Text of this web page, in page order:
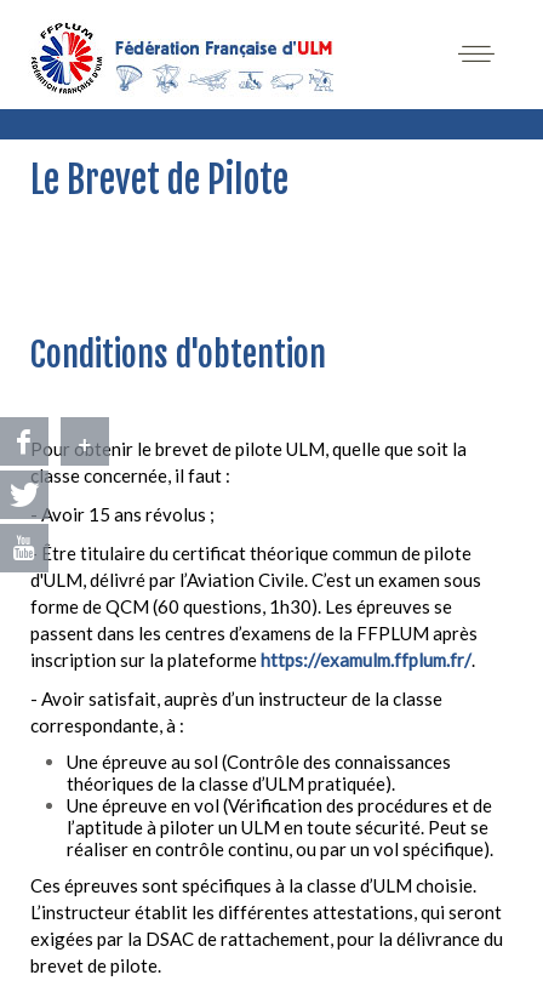
Le Brevet de Pilote
Conditions d'obtention
Pour obtenir le brevet de pilote ULM, quelle que soit la
classe concernée, il faut :
- Avoir 15 ans révolus ;
- Être titulaire du certificat théorique commun de pilote
d'ULM, délivré par l’Aviation Civile. C’est un examen sous
forme de QCM (60 questions, 1h30). Les épreuves se
passent dans les centres d’examens de la FFPLUM après
inscription sur la plateformehttps://examulm.ffplum.fr/.
- Avoir satisfait, auprès d’un instructeur de la classe
correspondante, à :
Une épreuve au sol (Contrôle des connaissances
théoriques de la classe d’ULM pratiquée).
Une épreuve en vol (Vérification des procédures et de
l’aptitude à piloter un ULM en toute sécurité. Peut se
réaliser en contrôle continu, ou par un vol spécifique).
Ces épreuves sont spécifiques à la classe d’ULM choisie.
L’instructeur établit les différentes attestations, qui seront
exigées par la DSAC de rattachement, pour la délivrance du
brevet de pilote.
+